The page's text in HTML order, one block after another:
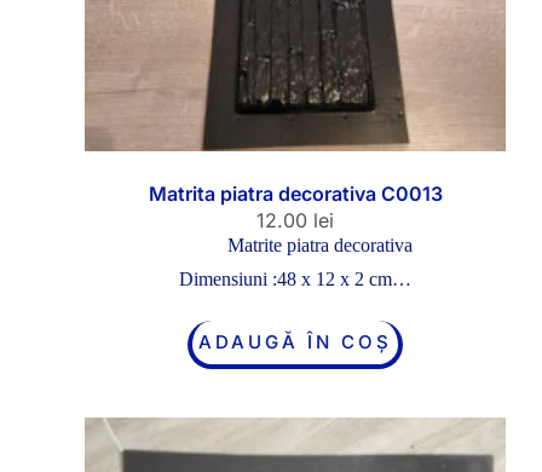
Matrita piatra decorativa C0013
12.00 lei
Matrite piatra decorativa
Dimensiuni :48 x 12 x 2 cm…
ADAUGĂ ÎN COȘ